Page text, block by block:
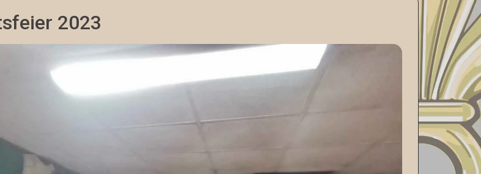
2023